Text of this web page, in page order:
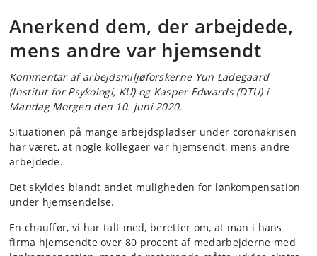
Anerkend dem, der arbejdede,
mens andre var hjemsendt
Kommentar af arbejdsmiljøforskerne Yun Ladegaard
(Institut for Psykologi, KU) og Kasper Edwards (DTU) i
Mandag Morgen den 10. juni 2020.
Situationen på mange arbejdspladser under coronakrisen
har været, at nogle kollegaer var hjemsendt, mens andre
arbejdede.
Det skyldes blandt andet muligheden for lønkompensation
under hjemsendelse.
En chauffør, vi har talt med, beretter om, at man i hans
firma hjemsendte over 80 procent af medarbejderne med